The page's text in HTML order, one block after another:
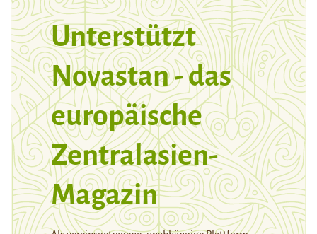
Unterstützt
Novastan - das
europäische
Zentralasien-
Magazin